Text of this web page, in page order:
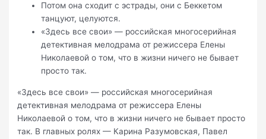
Потом она сходит с эстрады, они с Беккетом
танцуют, целуются.
«Здесь все свои» — российская многосерийная
детективная мелодрама от режиссера Елены
Николаевой о том, что в жизни ничего не бывает
просто так.
«Здесь все свои» — российская многосерийная
детективная мелодрама от режиссера Елены
Николаевой о том, что в жизни ничего не бывает просто
так. В главных ролях — Карина Разумовская, Павел